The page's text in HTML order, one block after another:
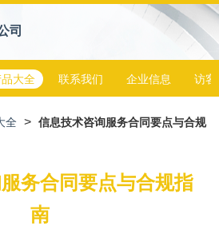
司
品大全 联系我们 企业信息 访客
全 > 信息技术咨询服务合同要点与合规
务合同要点与合规指
南